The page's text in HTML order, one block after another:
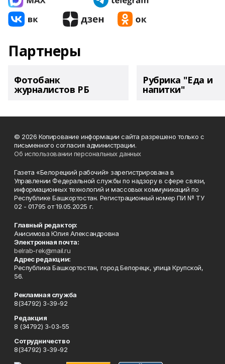
Партнеры
Фотобанк
журналистов РБ
Рубрика "Еда и
напитки"
© 2026 Копирование информации сайта разрешено только с
письменного согласия администрации.
Об использовании персональных данных
Газета «Белорецкий рабочий» зарегистрирована в
Управлении Федеральной службы по надзору в сфере связи,
информационных технологий и массовых коммуникаций по
Республике Башкортостан. Регистрационный номер ПИ № ТУ
02 - 01795 от 19.05.2025 г.
Главный редактор:
Анисимова Юлия Александровна
Электронная почта:
belrab-rek@mail.ru
Адрес редакции:
Республика Башкортостан, город Белорецк, улица Крупской,
56.
Рекламная служба
8(34792) 3-39-92
Редакция
8 (34792) 3-03-55
Сотрудничество
8(34792) 3-39-92